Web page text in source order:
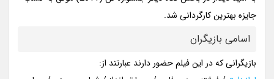
جایزه بهترین کارگردانی شد.
اسامی بازیگران
بازیگرانی که در این فیلم حضور دارند عبارتند از: